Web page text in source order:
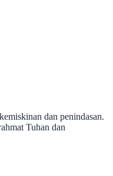
dan penindasan.
Tuhan dan